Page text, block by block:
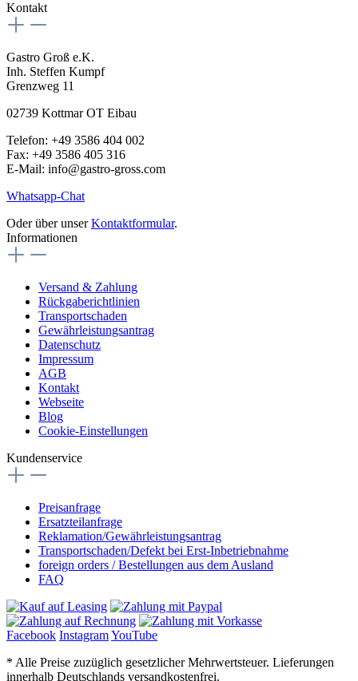
Kontakt
Gastro Groß e.K.
Inh. Steffen Kumpf
Grenzweg 11
02739 Kottmar OT Eibau
Telefon: +49 3586 404 002
Fax: +49 3586 405 316
E-Mail: info@gastro-gross.com
Whatsapp-Chat
Oder über unserKontaktformular.
Informationen
Versand & Zahlung
Rückgaberichtlinien
Transportschaden
Gewährleistungsantrag
Datenschutz
Impressum
AGB
Kontakt
Webseite
Blog
Cookie-Einstellungen
Kundenservice
Preisanfrage
Ersatzteilanfrage
Reklamation/Gewährleistungsantrag
Transportschaden/Defekt bei Erst-Inbetriebnahme
foreign orders / Bestellungen aus dem Ausland
FAQ
Facebook InstagramYouTube
* Alle Preise zuzüglich gesetzlicher Mehrwertsteuer. Lieferungen
innerhalb Deutschlands versandkostenfrei.